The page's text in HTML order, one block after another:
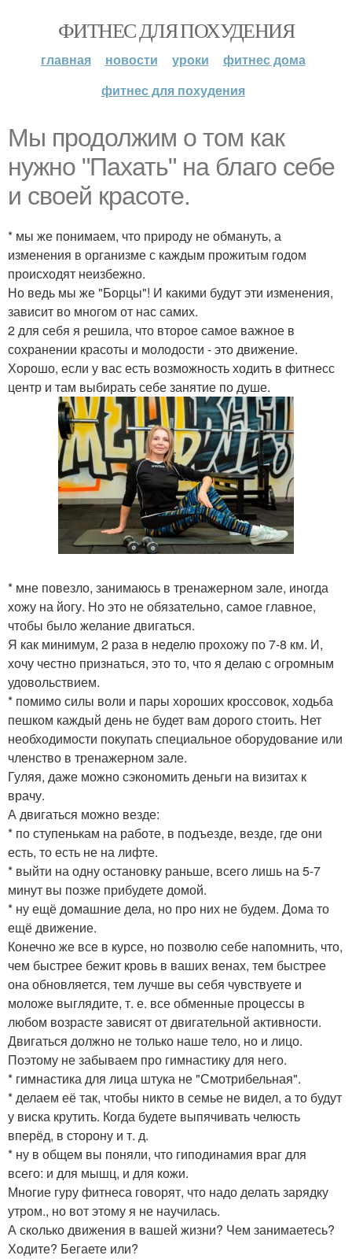
ФИТНЕС ДЛЯ ПОХУДЕНИЯ
главная новости уроки
фитнес дома
фитнес для похудения
Мы продолжим о том как
нужно "Пахать" на благо себе
и своей красоте.
* мы же понимаем, что природу не обмануть, а
изменения в организме с каждым прожитым годом
происходят неизбежно.
Но ведь мы же "Борцы"! И какими будут эти изменения,
зависит во многом от нас самих.
2 для себя я решила, что второе самое важное в
сохранении красоты и молодости - это движение.
Хорошо, если у вас есть возможность ходить в фитнесс
центр и там выбирать себе занятие по душе.
* мне повезло, занимаюсь в тренажерном зале, иногда
хожу на йогу. Но это не обязательно, самое главное,
чтобы было желание двигаться.
Я как минимум, 2 раза в неделю прохожу по 7-8 км. И,
хочу честно признаться, это то, что я делаю с огромным
удовольствием.
* помимо силы воли и пары хороших кроссовок, ходьба
пешком каждый день не будет вам дорого стоить. Нет
необходимости покупать специальное оборудование или
членство в тренажерном зале.
Гуляя, даже можно сэкономить деньги на визитах к
врачу.
А двигаться можно везде:
* по ступенькам на работе, в подъезде, везде, где они
есть, то есть не на лифте.
* выйти на одну остановку раньше, всего лишь на 5-7
минут вы позже прибудете домой.
* ну ещё домашние дела, но про них не будем. Дома то
ещё движение.
Конечно же все в курсе, но позволю себе напомнить, что,
чем быстрее бежит кровь в ваших венах, тем быстрее
она обновляется, тем лучше вы себя чувствуете и
моложе выглядите, т. е. все обменные процессы в
любом возрасте зависят от двигательной активности.
Двигаться должно не только наше тело, но и лицо.
Поэтому не забываем про гимнастику для него.
* гимнастика для лица штука не "Смотрибельная".
* делаем её так, чтобы никто в семье не видел, а то будут
у виска крутить. Когда будете выпячивать челюсть
вперёд, в сторону и т. д.
* ну в общем вы поняли, что гиподинамия враг для
всего: и для мышц, и для кожи.
Многие гуру фитнеса говорят, что надо делать зарядку
утром., но вот этому я не научилась.
А сколько движения в вашей жизни? Чем занимаетесь?
Ходите? Бегаете или?